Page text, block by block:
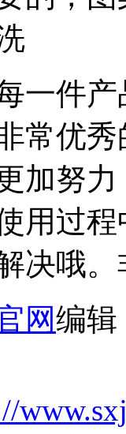
一件
常优
加努
用过
决哦
网编辑